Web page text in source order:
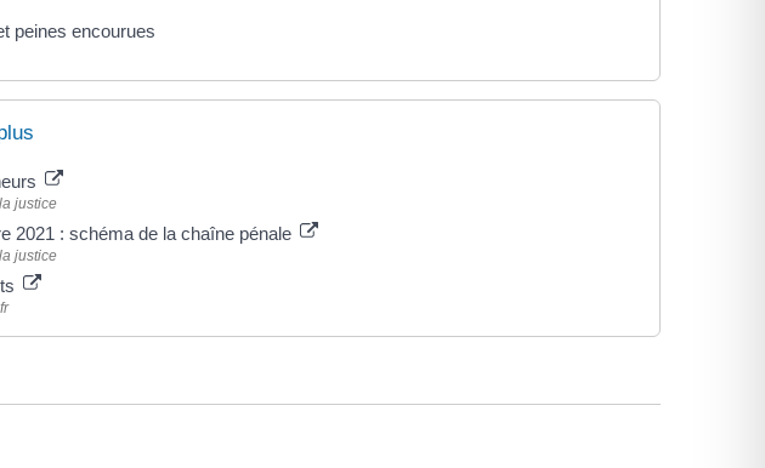
peines encourues
justice
2021 : schéma de la chaîne pénale
justice